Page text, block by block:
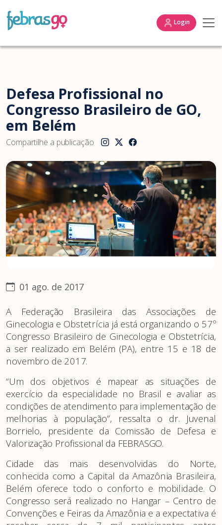
Login
Defesa Profissional no
Congresso Brasileiro de GO,
em Belém
Compartilhe a publicação
01 ago. de 2017
A Federação Brasileira das Associações de
Ginecologia e Obstetrícia já está organizando o 57º
Congresso Brasileiro de Ginecologia e Obstetrícia,
a ser realizado em Belém (PA), entre 15 e 18 de
novembro de 2017.
“Um dos objetivos é mapear as situações de
exercício da especialidade no Brasil e avaliar as
condições de atendimento para implementação de
melhorias à população”, ressalta o dr. Juvenal
Borrielo, presidente da Comissão de Defesa e
Valorização Profissional da FEBRASGO.
Cidade das mais desenvolvidas do Norte,
conhecida como a Capital da Amazônia Brasileira,
Belém oferece todo o conforto e mobilidade. O
Congresso será realizado no Hangar – Centro de
Convenções e Feiras da Amazônia e a expectativa é